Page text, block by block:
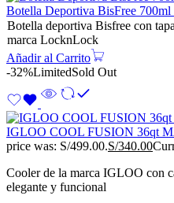
Botella Deportiva BisFree 700ml
Botella deportiva Bisfree con
marca LocknLock
Añadir al Carrito
-32%LimitedSold Out
IGLOO COOL FUSION 36qt
price was: S/499.00.S/340.00
Cooler de la marca IGLOO con
elegante y funcional